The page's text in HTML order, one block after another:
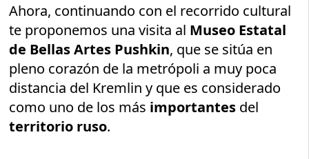
Ahora, continuando con el recorrido cultural
te proponemos una visita al Museo Estatal
de Bellas Artes Pushkin, que se sitúa en
pleno corazón de la metrópoli a muy poca
distancia del Kremlin y que es considerado
como uno de los más importantes del
territorio ruso.